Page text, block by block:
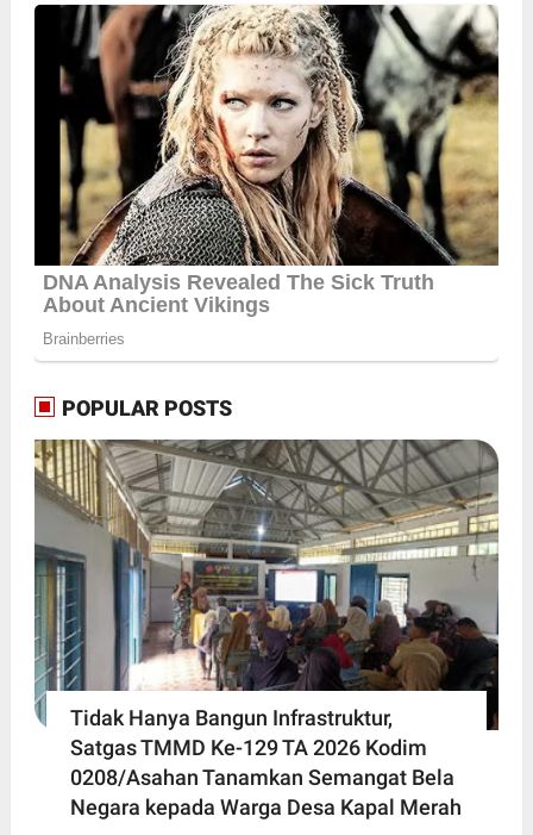
POPULAR POSTS
Tidak Hanya Bangun Infrastruktur,
Satgas TMMD Ke-129 TA 2026 Kodim
0208/Asahan Tanamkan Semangat Bela
Negara kepada Warga Desa Kapal Merah